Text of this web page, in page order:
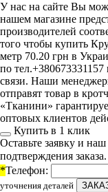
У нас на сайте Вы
нашем магазине
производителей
того чтобы купить
метр 70.20 грн в
по
связи. Наши
отправят товар в
«Тканини»
оптовых клиентов
Купить в 1 клик
Оставьте заявку и
подтверждения заказа.
*Телефон:
уточнения деталей